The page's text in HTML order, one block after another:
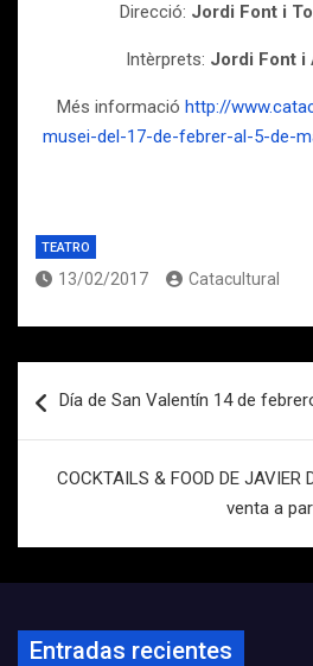
Direcció: Jordi Font i
Intèrprets: Jordi Font i
Més informació http://
musei-del-17-de-febrer-al-5-de-
TEATRO
13/02/2017 Catacultural
de
Día de San Valentín 14 de
COCKTAILS & FOOD DE JAVIER
venta a
Entradas recientes